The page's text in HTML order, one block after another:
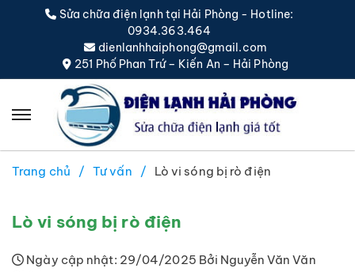
Sửa chữa điện lạnh tại Hải Phòng - Hotline:
0934.363.464
dienlanhhaiphong@gmail.com
251 Phố Phan Trứ – Kiến An – Hải Phòng
Trang chủ Tư vấn Lò vi sóng bị rò điện
Lò vi sóng bị rò điện
Ngày cập nhật: 29/04/2025 Bởi Nguyễn Văn Văn